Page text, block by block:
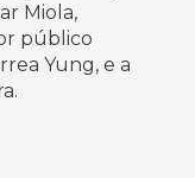
Miola,
público
Yung, e a